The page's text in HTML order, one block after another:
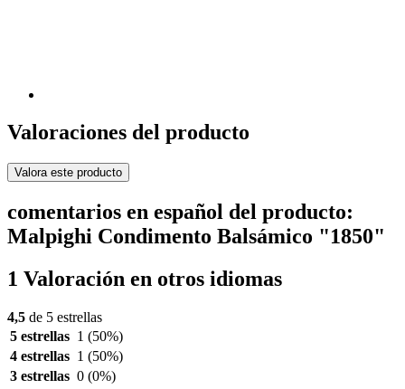
Valoraciones del producto
Valora este producto
comentarios en español del producto:
Malpighi Condimento Balsámico "1850"
1 Valoración en otros idiomas
4,5 de 5 estrellas
5 estrellas 1 (50%)
4 estrellas 1 (50%)
3 estrellas 0 (0%)